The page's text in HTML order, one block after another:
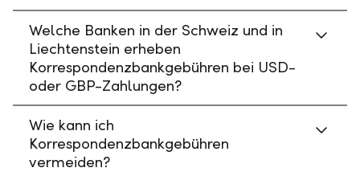
Welche Banken in der Schweiz und in
Liechtenstein erheben
Korrespondenzbankgebühren bei USD-
oder GBP-Zahlungen?
Wie kann ich
Korrespondenzbankgebühren
vermeiden?